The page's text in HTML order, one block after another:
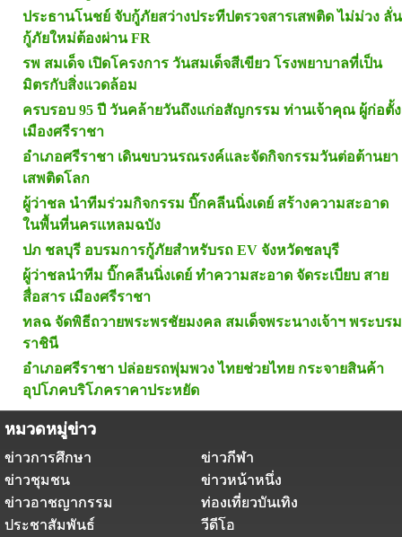
ประธานโนชย์ จับกู้ภัยสว่างประทีปตรวจสารเสพติด ไม่ม่วง ลั่น
กู้ภัยใหม่ต้องผ่าน FR
รพ สมเด็จ เปิดโครงการ วันสมเด็จสีเขียว โรงพยาบาลที่เป็น
มิตรกับสิ่งแวดล้อม
ครบรอบ 95 ปี วันคล้ายวันถึงแก่อสัญกรรม ท่านเจ้าคุณ ผู้ก่อตั้ง
เมืองศรีราชา
อำเภอศรีราชา เดินขบวนรณรงค์และจัดกิจกรรมวันต่อต้านยา
เสพติดโลก
ผู้ว่าชล นำทีมร่วมกิจกรรม บิ๊กคลีนนิ่งเดย์ สร้างความสะอาด
ในพื้นที่นครแหลมฉบัง
ปภ ชลบุรี อบรมการกู้ภัยสำหรับรถ EV จังหวัดชลบุรี
ผู้ว่าชลนำทีม บิ๊กคลีนนิ่งเดย์ ทำความสะอาด จัดระเบียบ สาย
สื่อสาร เมืองศรีราชา
ทลฉ จัดพิธีถวายพระพรชัยมงคล สมเด็จพระนางเจ้าฯ พระบรม
ราชินี
อำเภอศรีราชา ปล่อยรถพุ่มพวง ไทยช่วยไทย กระจายสินค้า
อุปโภคบริโภคราคาประหยัด
หมวดหมู่ข่าว
ข่าวการศึกษา
ข่าวกีฬา
ข่าวชุมชน
ข่าวหน้าหนึ่ง
ข่าวอาชญากรรม
ท่องเที่ยวบันเทิง
ประชาสัมพันธ์
วีดีโอ